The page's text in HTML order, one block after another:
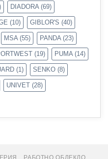
DIADORA (69)
(10) GIBLOR'S (40)
MSA (55) PANDA (23)
(19) PUMA (14)
(1) SENKO (8)
UNIVET (28)
РАБОТНО ОБЛЕКЛО